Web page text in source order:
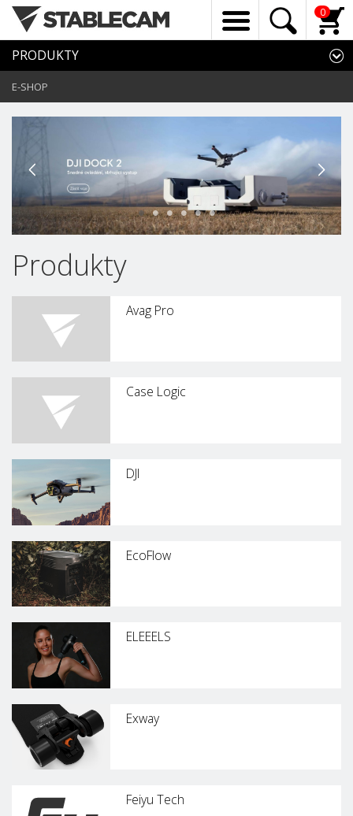
0
PRODUKTY
E-SHOP
• • • • • •
Produkty
Avag Pro
Case Logic
DJI
EcoFlow
ELEEELS
Exway
Feiyu Tech